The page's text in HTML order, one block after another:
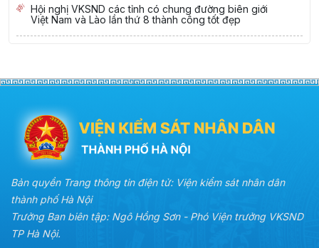
Hội nghị VKSND các tỉnh có chung đường biên giới
Việt Nam và Lào lần thứ 8 thành công tốt đẹp
Bản quyền Trang thông tin điện tử: Viện kiểm sát nhân dân
thành phố Hà Nội
Trưởng Ban biên tập: Ngô Hồng Sơn - Phó Viện trưởng VKSND
TP Hà Nội.